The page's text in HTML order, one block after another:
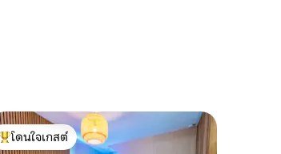
โดนใจเกสต์ที่สุด
โดนใจเกสต์